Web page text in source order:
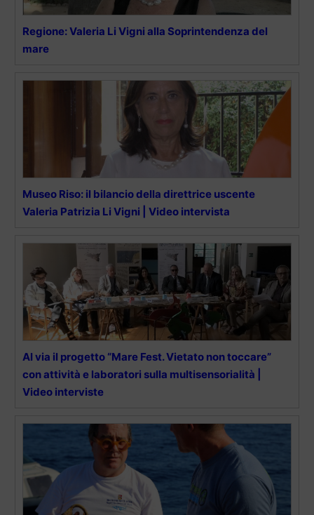
Regione: Valeria Li Vigni alla Soprintendenza del
mare
Museo Riso: il bilancio della direttrice uscente
Valeria Patrizia Li Vigni | Video intervista
Al via il progetto “Mare Fest. Vietato non toccare”
con attività e laboratori sulla multisensorialità |
Video interviste